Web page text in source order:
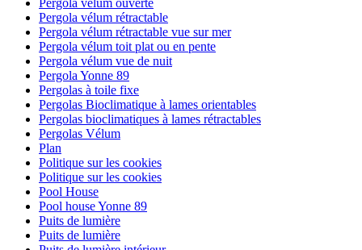
Pergola vélum rétractable
Pergola vélum rétractable vue sur mer
Pergola vélum toit plat ou en pente
Pergola vélum vue de nuit
Pergola Yonne 89
Pergolas à toile fixe
Pergolas Bioclimatique à lames orientables
Pergolas bioclimatiques à lames rétractables
Pergolas Vélum
Plan
Politique sur les cookies
Politique sur les cookies
Pool House
Pool house Yonne 89
Puits de lumière
Puits de lumière